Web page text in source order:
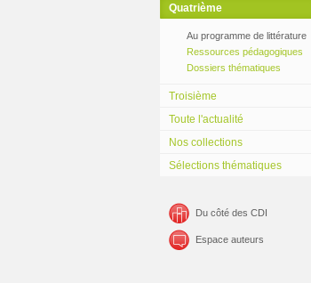
Quatrième
Au programme de littérature
Ressources pédagogiques
Dossiers thématiques
Troisième
Toute l'actualité
Nos collections
Sélections thématiques
Du côté des CDI
Espace auteurs